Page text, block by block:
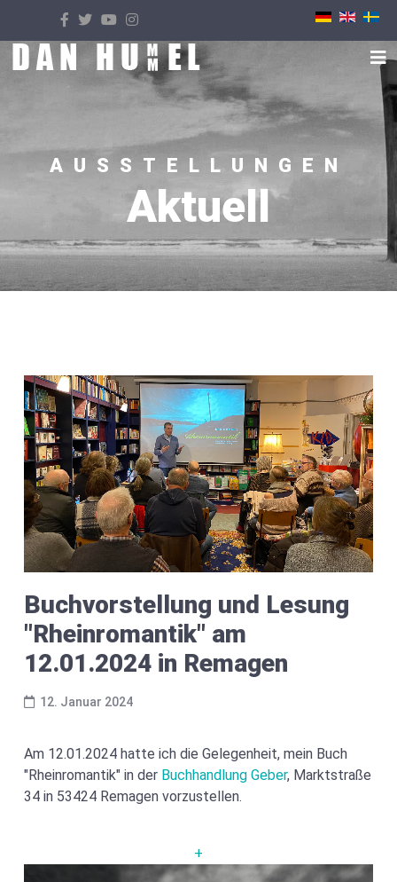
Select your language
AUSSTELLUNGEN
Aktuell
Buchvorstellung und Lesung
"Rheinromantik" am
12.01.2024 in Remagen
12. Januar 2024
Am 12.01.2024 hatte ich die Gelegenheit, mein Buch
"Rheinromantik" in der Buchhandlung Geber, Marktstraße
34 in 53424 Remagen vorzustellen.
+